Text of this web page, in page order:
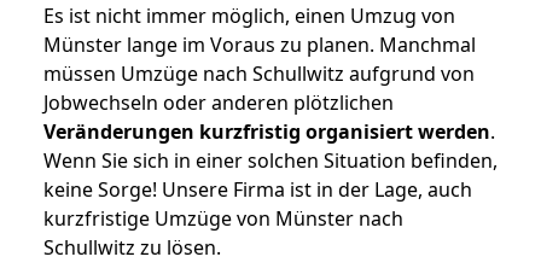
Es ist nicht immer möglich, einen Umzug von
Münster lange im Voraus zu planen. Manchmal
müssen Umzüge nach Schullwitz aufgrund von
Jobwechseln oder anderen plötzlichen
Veränderungen kurzfristig organisiert werden.
Wenn Sie sich in einer solchen Situation befinden,
keine Sorge! Unsere Firma ist in der Lage, auch
kurzfristige Umzüge von Münster nach
Schullwitz zu lösen.